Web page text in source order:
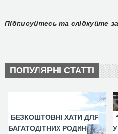
Підписуйтесь та слідкуйте
ПОПУЛЯРНІ СТАТТІ
БЕЗКОШТОВНІ ХАТИ ДЛЯ
БАГАТОДІТНИХ РОДИН